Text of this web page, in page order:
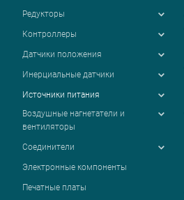
Редукторы
Контроллеры
Датчики положения
Инерциальные датчики
Источники питания
Воздушные нагнетатели и
вентиляторы
Соединители
Электронные компоненты
Печатные платы